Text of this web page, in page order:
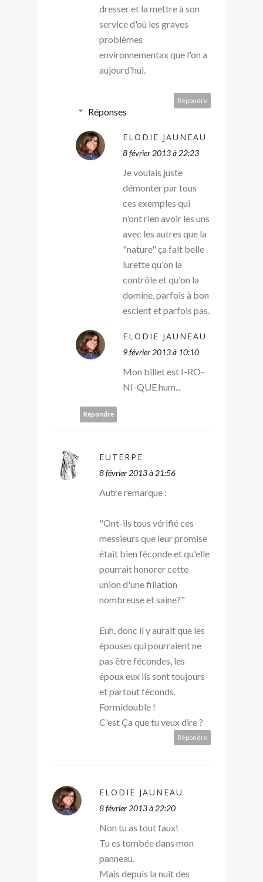
dresser et la mettre à son
service d'où les graves
problèmes
environnementax que l'on a
aujourd'hui.
Répondre
Réponses
ELODIE JAUNEAU
8 février 2013 à 22:23
Je voulais juste
démonter par tous
ces exemples qui
n'ont rien avoir les uns
avec les autres que la
"nature" ça fait belle
lurette qu'on la
contrôle et qu'on la
domine, parfois à bon
escient et parfois pas.
ELODIE JAUNEAU
9 février 2013 à 10:10
Mon billet est I-RO-
NI-QUE hum...
Répondre
EUTERPE
8 février 2013 à 21:56
Autre remarque :
"Ont-ils tous vérifié ces
messieurs que leur promise
était bien féconde et qu'elle
pourrait honorer cette
union d'une filiation
nombreuse et saine?"
Euh, donc il y aurait que les
épouses qui pourraient ne
pas être fécondes, les
époux eux ils sont toujours
et partout féconds.
Formidouble !
C'est Ça que tu veux dire ?
Répondre
ELODIE JAUNEAU
8 février 2013 à 22:20
Non tu as tout faux!
Tu es tombée dans mon
panneau.
Mais depuis la nuit des